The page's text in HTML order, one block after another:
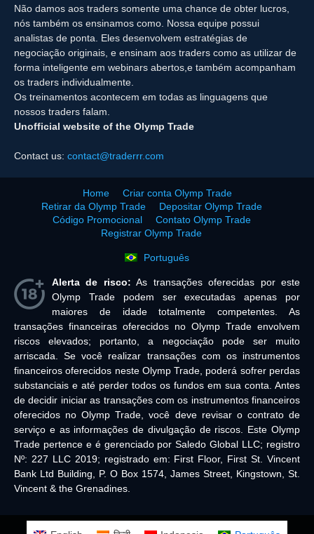
Não damos aos traders somente uma chance de obter lucros,
nós também os ensinamos como. Nossa equipe possui
analistas de ponta. Eles desenvolvem estratégias de
negociação originais, e ensinam aos traders como as utilizar de
forma inteligente em webinars abertos,e também acompanham
os traders individualmente.
Os treinamentos acontecem em todas as linguagens que
nossos traders falam.
Unofficial website of the Olymp Trade
Contact us: contact@traderrr.com
Home
Criar conta Olymp Trade
Retirar da Olymp Trade
Depositar Olymp Trade
Código Promocional
Contato Olymp Trade
Registrar Olymp Trade
Português
Alerta de risco: As transações oferecidas por este
Olymp Trade podem ser executadas apenas por
maiores de idade totalmente competentes. As
transações financeiras oferecidos no Olymp Trade envolvem
riscos elevados; portanto, a negociação pode ser muito
arriscada. Se você realizar transações com os instrumentos
financeiros oferecidos neste Olymp Trade, poderá sofrer perdas
substanciais e até perder todos os fundos em sua conta. Antes
de decidir iniciar as transações com os instrumentos financeiros
oferecidos no Olymp Trade, você deve revisar o contrato de
serviço e as informações de divulgação de riscos. Este Olymp
Trade pertence e é gerenciado por Saledo Global LLC; registro
Nº: 227 LLC 2019; registrado em: First Floor, First St. Vincent
Bank Ltd Building, P. O Box 1574, James Street, Kingstown, St.
Vincent & the Grenadines.